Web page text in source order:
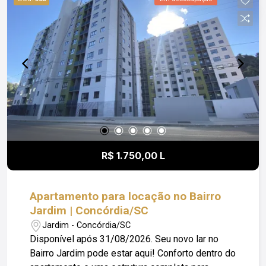
de não haver cobrança de IPTU. Ideal para quem
procura um apartamento de fundos, bem
distribuído e pronto para morar em uma região de
boa procura em Concórdia. Obs: Além do valor de
aluguel o locatário fica responsável pelo
pagamento; Luz; água e Seguro Incêndio.
R$ 1.750,00 L
Apartamento para locação no Bairro
Jardim | Concórdia/SC
Jardim - Concórdia/SC
Disponível após 31/08/2026. Seu novo lar no
Bairro Jardim pode estar aqui! Conforto dentro do